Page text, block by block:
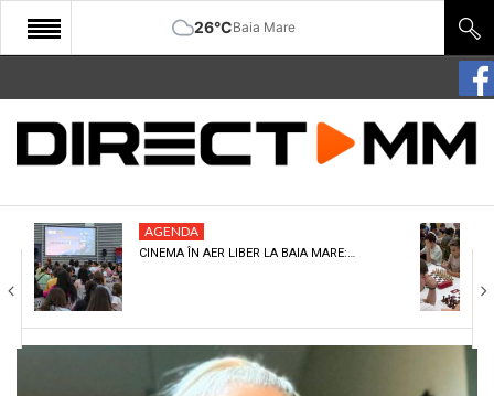
26°CBaia Mare
START
COMUNITATE
CULTURA
ECONOMIE
SANATATE
AGENDA
CINEMA ÎN AER LIBER LA BAIA MARE:…